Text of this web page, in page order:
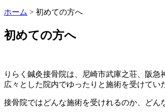
ホーム > 初めての方へ
初めての方へ
りらく鍼灸接骨院は、尼崎市武庫之荘、阪急
広々とした院内でゆったりと施術を受けてい
接骨院ではどんな施術を受けれるのか、どん